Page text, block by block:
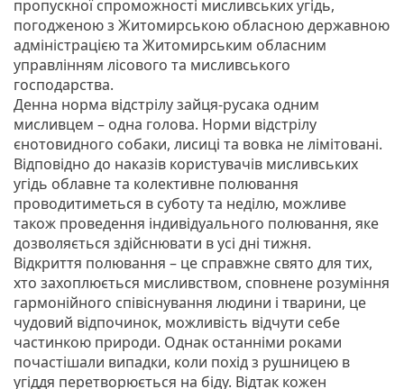
пропускної спроможності мисливських угідь,
погодженою з Житомирською обласною державною
адміністрацією та Житомирським обласним
управлінням лісового та мисливського
господарства.
Денна норма відстрілу зайця-русака одним
мисливцем – одна голова. Норми відстрілу
єнотовидного собаки, лисиці та вовка не лімітовані.
Відповідно до наказів користувачів мисливських
угідь облавне та колективне полювання
проводитиметься в суботу та неділю, можливе
також проведення індивідуального полювання, яке
дозволяється здійснювати в усі дні тижня.
Відкриття полювання – це справжне свято для тих,
хто захоплюється мисливством, сповнене розуміння
гармонійного співіснування людини і тварини, це
чудовий відпочинок, можливість відчути себе
частинкою природи. Однак останніми роками
почастішали випадки, коли похід з рушницею в
угіддя перетворюється на біду. Відтак кожен